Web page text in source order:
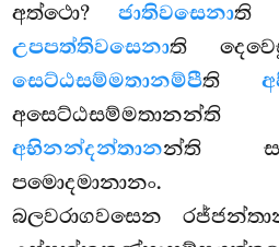
අත්ථො? ජාතිවසෙනාති
උපපත්තිවසෙනාති
සෙට්ඨසම්මතානම්පීති
අභිනන්දන්තානන්ති
බලවරාගවසෙන